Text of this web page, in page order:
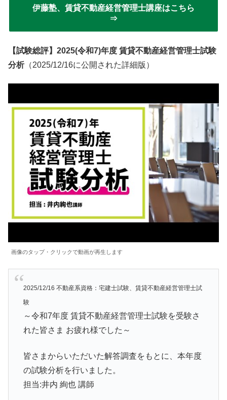
伊藤塾、賃貸不動産経営管理士講座はこちら
⇒
【試験総評】2025(令和7)年度 賃貸不動産経営管理士試験
分析（2025/12/16に公開された詳細版）
画像のタップ・クリックで動画が再生します
2025/12/16 不動産系資格：宅建士試験、賃貸不動産経営管理士試
験
～令和7年度 賃貸不動産経営管理士試験を受験さ
れた皆さま お疲れ様でした～
皆さまからいただいた解答調査をもとに、本年度
の試験分析を行いました。
担当:井内 絢也 講師